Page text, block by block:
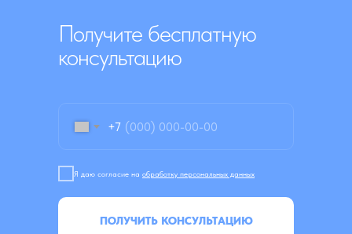
+7
Я даю согласие на обработку персональных данных
ПОЛУЧИТЬ КОНСУЛЬТАЦИЮ
Получите бесплатную
консультацию